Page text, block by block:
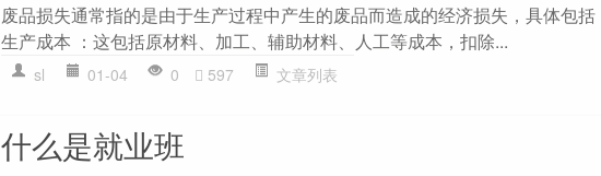
废品损失通常指的是由于生产过程中产生的废品而造成的经济损失，具体包
生产成本 ：这包括原材料、加工、辅助材料、人工等成本，扣除...
sl 01-04 0 597 文章列表
什么是就业班